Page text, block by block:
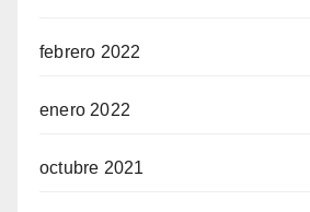
febrero 2022
enero 2022
octubre 2021